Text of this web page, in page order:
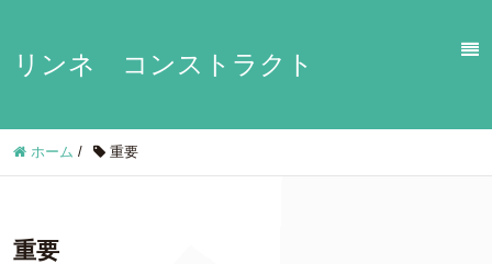
リンネ コンストラクト
ホーム / 重要
重要